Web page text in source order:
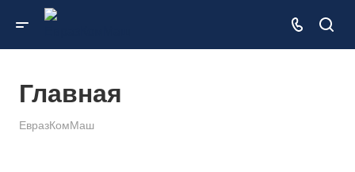
Главная
ЕвразКомМаш